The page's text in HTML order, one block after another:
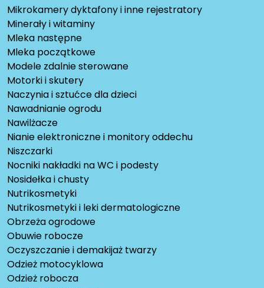
Mikrokamery dyktafony i inne rejestratory
Minerały i witaminy
Mleka następne
Mleka początkowe
Modele zdalnie sterowane
Motorki i skutery
Naczynia i sztućce dla dzieci
Nawadnianie ogrodu
Nawilżacze
Nianie elektroniczne i monitory oddechu
Niszczarki
Nocniki nakładki na WC i podesty
Nosidełka i chusty
Nutrikosmetyki
Nutrikosmetyki i leki dermatologiczne
Obrzeża ogrodowe
Obuwie robocze
Oczyszczanie i demakijaż twarzy
Odzież motocyklowa
Odzież robocza